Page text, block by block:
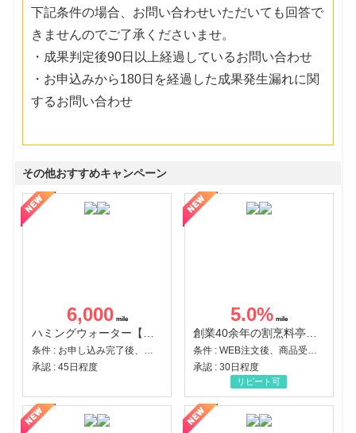
下記条件の場合、お問い合わせいただいても回答で
きませんのでご了承くださいませ。
・成果判定後90日以上経過しているお問い合わせ
・お申込みから180日を経過した成果発生漏れに関
するお問い合わせ
その他おすすめキャンペーン
6,000
ハミングウォーター【販売代理店】
条件 : お申し込み完了後、決済登録完了と1ヶ月以内のサーバー初回設置。
承認 : 45日程度
5.0%
創業40余年の割烹料亭千賀監修【おせちの千賀屋】おもてなし参道本店
条件 : WEB注文後、商品受け取り+入金確認時点
承認 : 30日程度
リピート可